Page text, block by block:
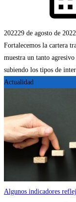
202229 de agosto de 2022
Fortalecemos la cartera
muestra un tanto
subiendo los tipos de
Actualidad
Algunos indicadores